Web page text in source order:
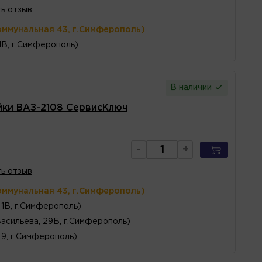
отзыв
43, г.Симферополь)
г.Симферополь)
В наличии
ВАЗ-2108 СервисКлюч
- +
отзыв
43, г.Симферополь)
г.Симферополь)
29Б, г.Симферополь)
9, г.Симферополь)